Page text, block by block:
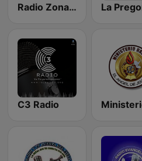
Radio Zona Mix
C3 Radio